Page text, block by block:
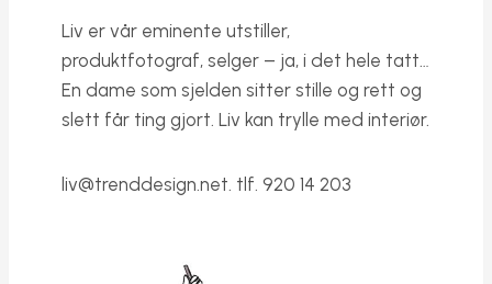
Liv er vår eminente utstiller,
produktfotograf, selger – ja, i det hele tatt…
En dame som sjelden sitter stille og rett og
slett får ting gjort. Liv kan trylle med interiør.
liv@trenddesign.net . tlf. 920 14 203